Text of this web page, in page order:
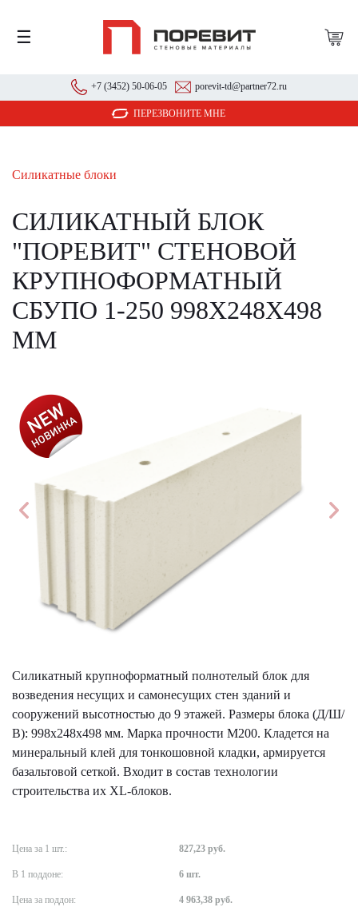
☰
+7 (3452) 50-06-05 porevit-td@partner72.ru
ПЕРЕЗВОНИТЕ МНЕ
Силикатные блоки
СИЛИКАТНЫЙ БЛОК
"ПОРЕВИТ" СТЕНОВОЙ
КРУПНОФОРМАТНЫЙ
СБУПО 1-250 998Х248Х498
ММ
АКЦИЯ!
Силикатный крупноформатный полнотелый блок для
возведения несущих и самонесущих стен зданий и
сооружений высотностью до 9 этажей. Размеры блока (Д/Ш/
В): 998х248х498 мм. Марка прочности М200. Кладется на
минеральный клей для тонкошовной кладки, армируется
базальтовой сеткой. Входит в состав технологии
строительства их XL-блоков.
Цена за 1 шт.: 827,23 руб.
В 1 поддоне: 6 шт.
Цена за поддон: 4 963,38 руб.